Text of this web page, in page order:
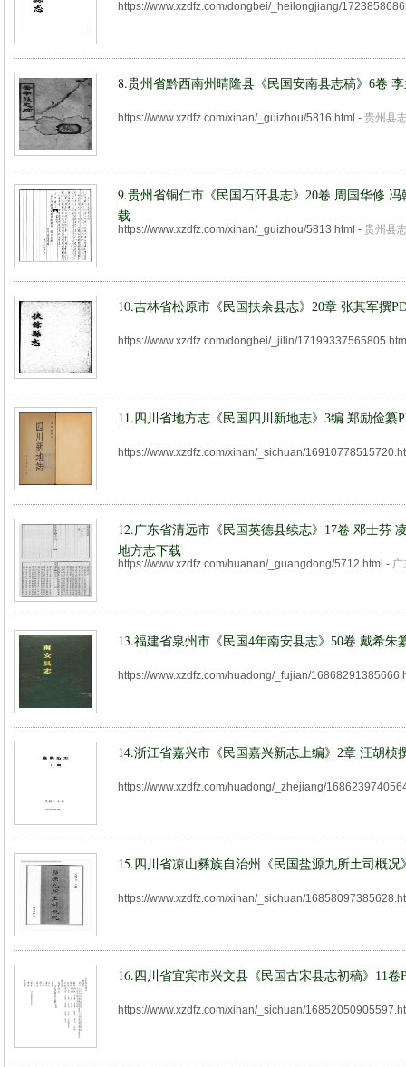
https://www.xzdfz.com/dongbei/_heilongjiang/
8.贵州省黔西南州晴隆县《民国安南县志稿》6卷
https://www.xzdfz.com/xinan/_guizhou/5816.html - 贵州县
9.贵州省铜仁市《民国石阡县志》20卷 周国华修
载
https://www.xzdfz.com/xinan/_guizhou/5813.html - 贵州县
10.吉林省松原市《民国扶余县志》20章 张其军撰
https://www.xzdfz.com/dongbei/_jilin/
11. 四川省地方志《民国四川新地志》3编 郑励俭纂
https://www.xzdfz.com/xinan/_sichuan/
12.广东省清远市《民国英德县续志》17卷 邓士芬
地方志下载
https://www.xzdfz.com/huanan/_guangdong/5712.html - 广
13.福建省泉州市《民国4年南安县志》50卷 戴希朱
https://www.xzdfz.com/huadong/_fujian/
14.浙江省嘉兴市《民国嘉兴新志上编》2章 汪胡桢
https://www.xzdfz.com/huadong/_zhejiang/
15. 四川省凉山彝族自治州《民国盐源九所土司概况
https://www.xzdfz.com/xinan/_sichuan/
16. 四川省宜宾市兴文县《民国古宋县志初稿》11卷
https://www.xzdfz.com/xinan/_sichuan/